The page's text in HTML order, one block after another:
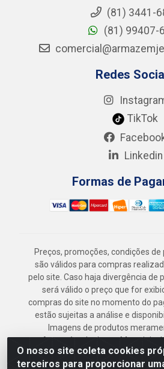
O nosso site coleta cookies
terceiros para proporcionar
(81) 3441-
(81) 99407-
Redes
TikTok
Linkedin
Formas de
Preços, promoções, condições
são válidos para compras
pelo site. Caso haja divergência de
será válido o preço que for
compras do site no momento do
estão sujeitas a análise e
Imagens de produtos
Armazém Jenipapo Materiais
Geral LTDA - Rua das Flores,
Recife/PE - CEP 52.291-